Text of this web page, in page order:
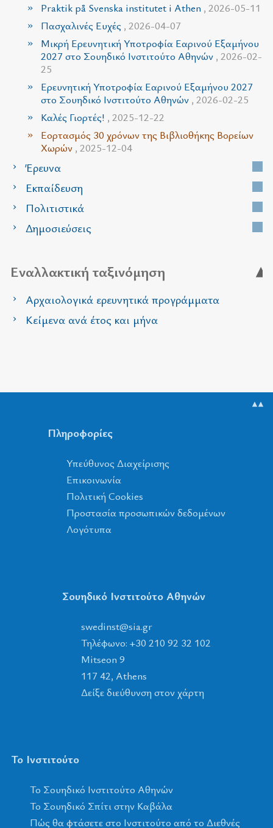
Praktik på Svenska institutet i Athen , 2026-05-11
Πασχαλινές Ευχές , 2026-04-07
Μικρή Ερευνητική Υποτροφία Εαρινού Εξαμήνου
2027 στο Σουηδικό Ινστιτούτο Αθηνών , 2026-02-
25
Ερευνητική Υποτροφία Εαρινού Εξαμήνου 2027
στο Σουηδικό Ινστιτούτο Αθηνών , 2026-02-25
Καλές Γιορτές! , 2025-12-22
Εορτασμός 30 χρόνων της Βιβλιοθήκης Βορείων
Χωρών , 2025-12-04
Έρευνα
Εκπαίδευση
Πολιτιστικά
Δημοσιεύσεις
Εναλλακτική ταξινόμηση
Αρχαιολογικά ερευνητικά προγράμματα
Κείμενα ανά έτος και μήνα
▲▲
Πληροφορίες
Υπεύθυνος Διαχείρισης
Επικοινωνία
Πολιτική Cookies
Προστασία προσωπικών δεδομένων
Λογότυπα
Σουηδικό Ινστιτούτο Αθηνών
rg
.
ais
@
tsnidews
Τηλέφωνο: +30 210 92 32 102
Mitseon 9
117 42, Athens
Δείξε διεύθυνση στον χάρτη
Το Ινστιτούτο
To Σουηδικό Ινστιτούτο Αθηνών
Το Σουηδικό Σπίτι στην Καβάλα
Πώς θα φτάσετε στο Ινστιτούτο από το Διεθνές